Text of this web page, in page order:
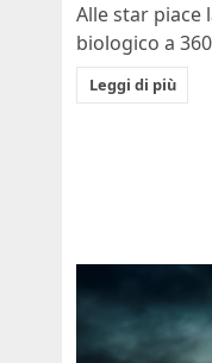
Alle star piace
biologico a
Leggi di più